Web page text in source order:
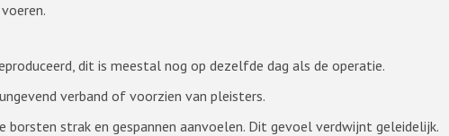
dit is meestal nog op dezelfde dag als de operatie.
verband of voorzien van pleisters.
strak en gespannen aanvoelen. Dit gevoel verdwijnt geleidelijk.